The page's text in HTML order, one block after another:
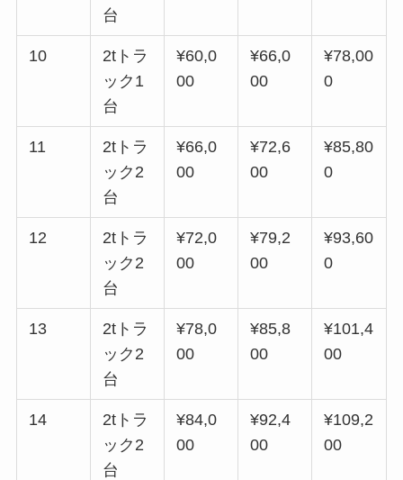
台
10
2tトラ
ック1
台
¥60,0
00
¥66,0
00
¥78,00
0
11
2tトラ
ック2
台
¥66,0
00
¥72,6
00
¥85,80
0
12
2tトラ
ック2
台
¥72,0
00
¥79,2
00
¥93,60
0
13
2tトラ
ック2
台
¥78,0
00
¥85,8
00
¥101,4
00
14
2tトラ
ック2
台
¥84,0
00
¥92,4
00
¥109,2
00